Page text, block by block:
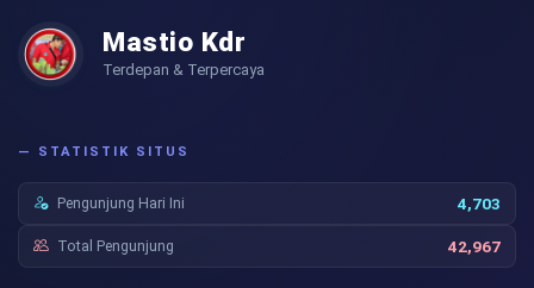
Mastio Kdr
Terdepan & Terpercaya
— STATISTIK SITUS
Pengunjung Hari Ini 4,703
Total Pengunjung 42,967